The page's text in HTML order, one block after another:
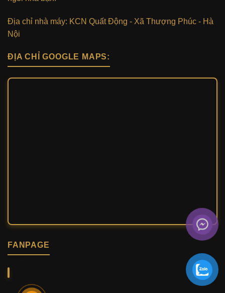
Địa chỉ nhà máy: KCN Quất Động - Xã Thượng Phúc - Hà
Nội
ĐỊA CHỈ GOOGLE MAPS:
FANPAGE